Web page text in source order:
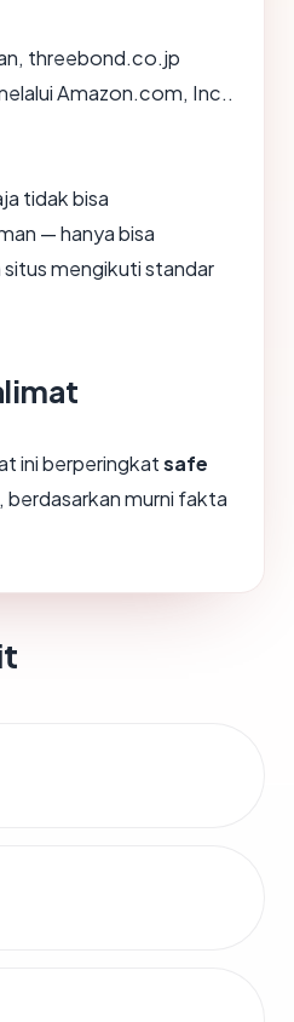
threebond.co.jp
Amazon.com, Inc..
tidak bisa
— hanya bisa
mengikuti standar
ini berperingkatsafe
, berdasarkan murni fakta